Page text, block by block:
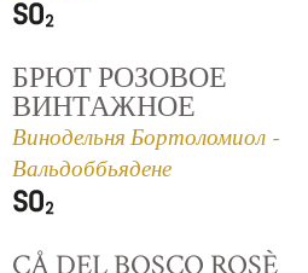
БРЮТ РОЗОВОЕ
ВИНТАЖНОЕ
Винодельня Бортоломиол -
Вальдоббьядене
CÅ DEL BOSCO ROSÈ